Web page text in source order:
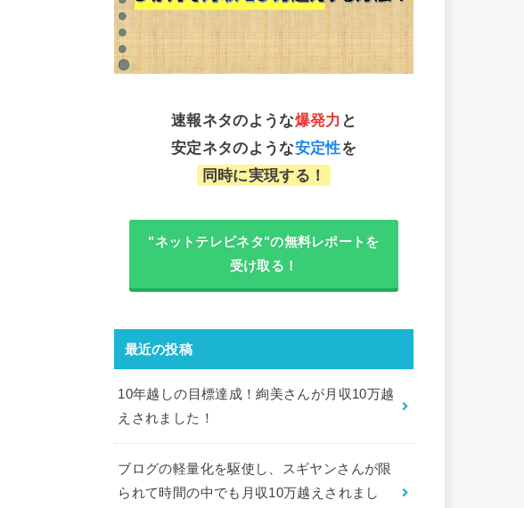
速報ネタのような爆発力 と
安定ネタのような安定性を
同時に実現する！
"ネットテレビネタ"の無料レポートを
受け取る！
最近の投稿
10年越しの目標達成！絢美さんが月収10万越
えされました！
ブログの軽量化を駆使し、スギヤンさんが限
られて時間の中でも月収10万越えされまし